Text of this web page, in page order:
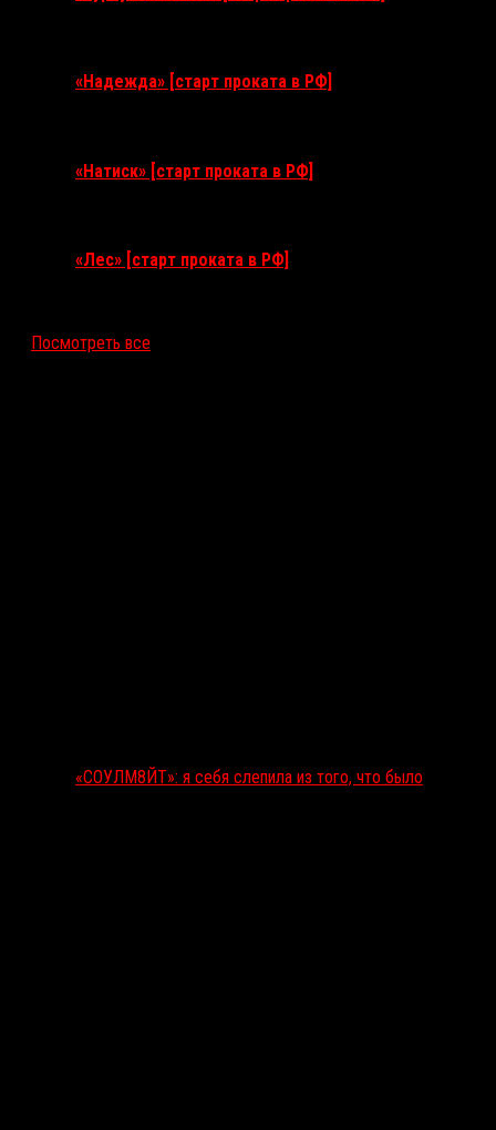
«Надежда» [старт проката в РФ]
«Натиск» [старт проката в РФ]
«Лес» [старт проката в РФ]
Посмотреть все
«СОУЛМ8ЙТ»: я себя слепила из того, что было